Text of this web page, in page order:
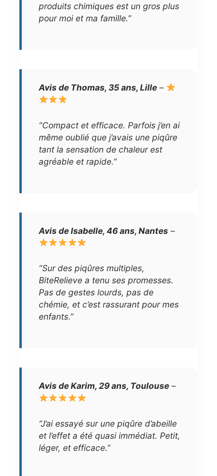
produits chimiques est un gros plus
pour moi et ma famille.”
Avis de Thomas, 35 ans, Lille –
“Compact et efficace. Parfois j’en ai
même oublié que j’avais une piqûre
tant la sensation de chaleur est
agréable et rapide.”
Avis de Isabelle, 46 ans, Nantes –
“Sur des piqûres multiples,
BiteRelieve a tenu ses promesses.
Pas de gestes lourds, pas de
chémie, et c’est rassurant pour mes
enfants.”
Avis de Karim, 29 ans, Toulouse –
“J’ai essayé sur une piqûre d’abeille
et l’effet a été quasi immédiat. Petit,
léger, et efficace.”